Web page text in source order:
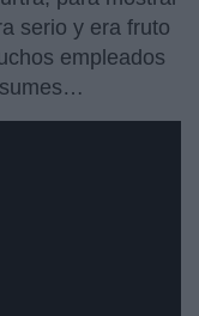
serio y era fruto
empleados